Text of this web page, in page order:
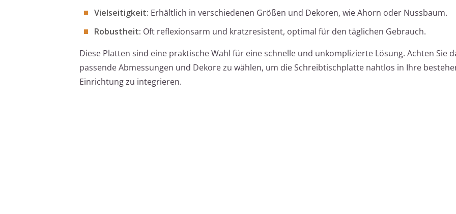
Vielseitigkeit: Erhältlich in verschiedenen Größen und Dekoren, wie Ahorn oder Nussbaum.
Robustheit: Oft reflexionsarm und kratzresistent, optimal für den täglichen Gebrauch.
Diese Platten sind eine praktische Wahl für eine schnelle und unkomplizierte Lösung. Achten Sie
passende Abmessungen und Dekore zu wählen, um die Schreibtischplatte nahtlos in Ihre
Einrichtung zu integrieren.